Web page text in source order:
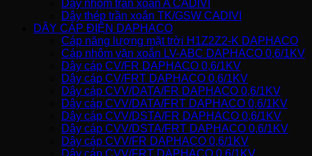
Dây nhôm trần xoắn A CADIVI
Dây thép trần xoắn TK/GSW CADIVI
DÂY CÁP ĐIỆN DAPHACO
Cáp năng lượng mặt trời H1Z2Z2-K DAPHACO
Cáp nhôm vặn xoắn LV-ABC DAPHACO 0,6/1KV
Dây cáp CV/FR DAPHACO 0,6/1KV
Dây cáp CV/FRT DAPHACO 0,6/1KV
Dây cáp CVV/DATA/FR DAPHACO 0,6/1KV
Dây cáp CVV/DATA/FRT DAPHACO 0,6/1KV
Dây cáp CVV/DSTA/FR DAPHACO 0,6/1KV
Dây cáp CVV/DSTA/FRT DAPHACO 0,6/1KV
Dây cáp CVV/FR DAPHACO 0,6/1KV
Dây cáp CVV/FRT DAPHACO 0,6/1KV